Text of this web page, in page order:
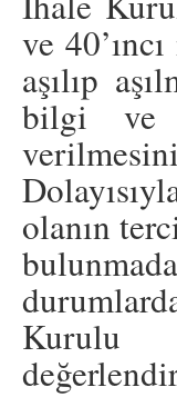
ve
aşılıp
bilgi ve
olanın
Kurulu